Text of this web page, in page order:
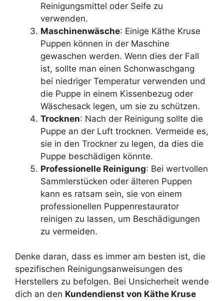
Reinigungsmittel oder Seife zu
verwenden.
Maschinenwäsche: Einige Käthe Kruse
Puppen können in der Maschine
gewaschen werden. Wenn dies der Fall
ist, sollte man einen Schonwaschgang
bei niedriger Temperatur verwenden und
die Puppe in einem Kissenbezug oder
Wäschesack legen, um sie zu schützen.
Trocknen: Nach der Reinigung sollte die
Puppe an der Luft trocknen. Vermeide es,
sie in den Trockner zu legen, da dies die
Puppe beschädigen könnte.
Professionelle Reinigung: Bei wertvollen
Sammlerstücken oder älteren Puppen
kann es ratsam sein, sie von einem
professionellen Puppenrestaurator
reinigen zu lassen, um Beschädigungen
zu vermeiden.
Denke daran, dass es immer am besten ist, die
spezifischen Reinigungsanweisungen des
Herstellers zu befolgen. Bei Unsicherheit wende
dich an den Kundendienst von Käthe Kruse